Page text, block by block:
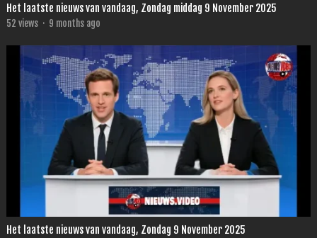
Het laatste nieuws van vandaag, Zondag middag 9 November 2025
52 views · 9 months ago
Het laatste nieuws van vandaag, Zondag 9 November 2025